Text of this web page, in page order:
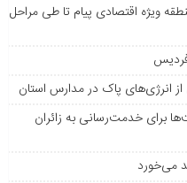
ویژه اقتصادی پیام تا طی مراحل
از انرژی‌های پاک در مدارس استان
برای خدمت‌رسانی به زائران
می‌خورد